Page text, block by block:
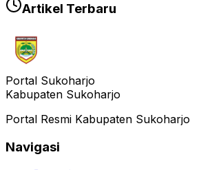
Artikel Terbaru
Portal Sukoharjo
Kabupaten Sukoharjo
Portal Resmi Kabupaten Sukoharjo
Navigasi